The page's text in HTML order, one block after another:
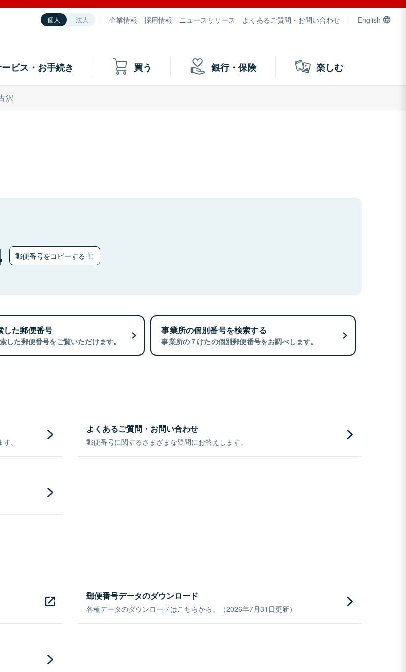
個人 法人 企業情報 採用情報 ニュースリリース よくあるご質問・お問い合わせ English
ビス・お手続き 買う 銀行・保険 楽しむ
沢
郵便番号をコピーする
した郵便番号
した郵便番号をご覧いただけます。
事業所の個別番号を検索する
事業所の７けたの個別郵便番号をお調べします。
。
よくあるご質問・お問い合わせ
郵便番号に関するさまざまな疑問にお答えします。
郵便番号データのダウンロード
各種データのダウンロードはこちらから。（2026年7月31日更新）